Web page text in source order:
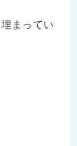
まってい